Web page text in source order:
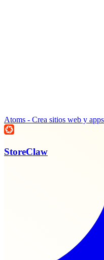
Atoms - Crea sitios web y
StoreClaw